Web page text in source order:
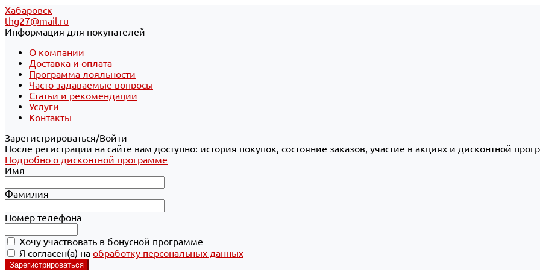
Хабаровск
thg27@mail.ru
Информация для покупателей
О компании
Доставка и оплата
Программа лояльности
Часто задаваемые вопросы
Статьи и рекомендации
Услуги
Контакты
Зарегистрироваться/Войти
После регистрации на сайте вам доступно: история покупок, состояние заказов, участие в акциях и дисконтной
Подробно о дисконтной программе
Имя
Фамилия
Номер телефона
Хочу участвовать в бонусной программе
Я согласен(а) на обработку персональных данных